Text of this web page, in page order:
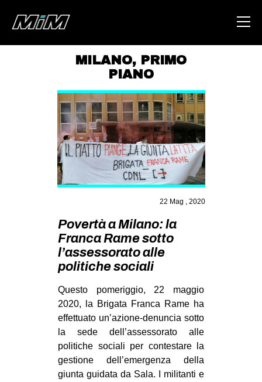
HOME
ABOUT
AREA
DEGENERAZIONE
GAZA FREESTYLE
CSOA LAMBRETTA
STUDENTI TSUNAMI
ZAM
MILANO
MOBILITAZIONI
SPAZI
SPORT POPOLARE
MOVIMENTI
AMBIENTE
MILANO, PRIMO
PIANO
22 Mag , 2020
Povertà a Milano: la
Franca Rame sotto
l’assessorato alle
politiche sociali
Questo pomeriggio, 22 maggio
2020, la Brigata Franca Rame ha
effettuato un’azione-denuncia sotto
la sede dell’assessorato alle
politiche sociali per contestare la
gestione dell’emergenza della
giunta guidata da Sala. I militanti e